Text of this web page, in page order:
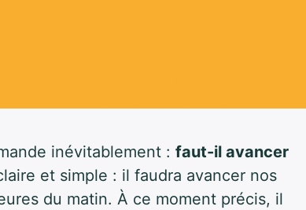
inévitablement : faut-il avancer
et simple : il faudra avancer nos
du matin. À ce moment précis, il